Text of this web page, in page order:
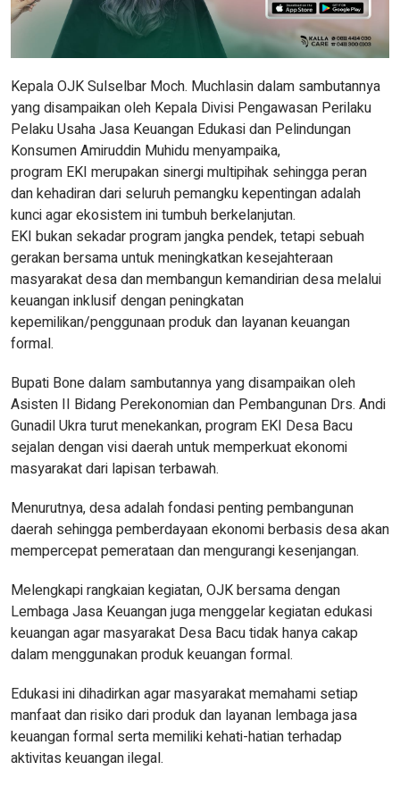
Kepala OJK Sulselbar Moch. Muchlasin dalam sambutannya
yang disampaikan oleh Kepala Divisi Pengawasan Perilaku
Pelaku Usaha Jasa Keuangan Edukasi dan Pelindungan
Konsumen Amiruddin Muhidu menyampaika,
program EKI merupakan sinergi multipihak sehingga peran
dan kehadiran dari seluruh pemangku kepentingan adalah
kunci agar ekosistem ini tumbuh berkelanjutan.
EKI bukan sekadar program jangka pendek, tetapi sebuah
gerakan bersama untuk meningkatkan kesejahteraan
masyarakat desa dan membangun kemandirian desa melalui
keuangan inklusif dengan peningkatan
kepemilikan/penggunaan produk dan layanan keuangan
formal.
Bupati Bone dalam sambutannya yang disampaikan oleh
Asisten II Bidang Perekonomian dan Pembangunan Drs. Andi
Gunadil Ukra turut menekankan, program EKI Desa Bacu
sejalan dengan visi daerah untuk memperkuat ekonomi
masyarakat dari lapisan terbawah.
Menurutnya, desa adalah fondasi penting pembangunan
daerah sehingga pemberdayaan ekonomi berbasis desa akan
mempercepat pemerataan dan mengurangi kesenjangan.
Melengkapi rangkaian kegiatan, OJK bersama dengan
Lembaga Jasa Keuangan juga menggelar kegiatan edukasi
keuangan agar masyarakat Desa Bacu tidak hanya cakap
dalam menggunakan produk keuangan formal.
Edukasi ini dihadirkan agar masyarakat memahami setiap
manfaat dan risiko dari produk dan layanan lembaga jasa
keuangan formal serta memiliki kehati-hatian terhadap
aktivitas keuangan ilegal.